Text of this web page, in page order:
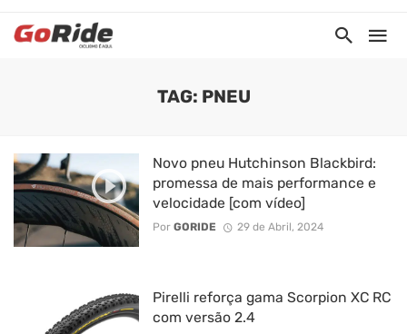
TAG: PNEU
Novo pneu Hutchinson Blackbird:
promessa de mais performance e
velocidade [com vídeo]
Por GORIDE 29 de Abril, 2024
Pirelli reforça gama Scorpion XC RC
com versão 2.4